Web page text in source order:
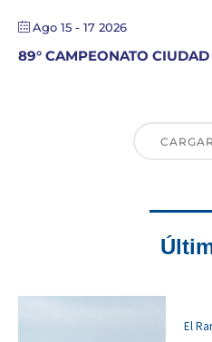
Ago 15 - 17 2026
89° CAMPEONATO
El